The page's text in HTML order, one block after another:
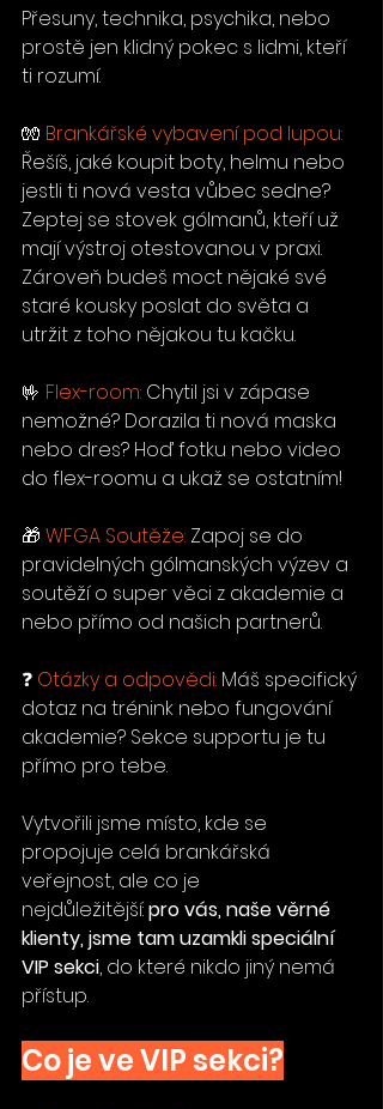
Přesuny, technika, psychika, nebo
prostě jen klidný pokec s lidmi, kteří
ti rozumí.
🧤 Brankářské vybavení pod lupou:
Řešíš, jaké koupit boty, helmu nebo
jestli ti nová vesta vůbec sedne?
Zeptej se stovek gólmanů, kteří už
mají výstroj otestovanou v praxi.
Zároveň budeš moct nějaké své
staré kousky poslat do světa a
utržit z toho nějakou tu kačku.
​🤟 Flex-room: Chytil jsi v zápase
nemožné? Dorazila ti nová maska
nebo dres? Hoď fotku nebo video
do flex-roomu a ukaž se ostatním!
🎁 WFGA Soutěže: Zapoj se do
pravidelných gólmanských výzev a
soutěží o super věci z akademie a
nebo přímo od našich partnerů.
❓ Otázky a odpovědi: Máš specifický
dotaz na trénink nebo fungování
akademie? Sekce supportu je tu
přímo pro tebe.
Vytvořili jsme místo, kde se
propojuje celá brankářská
veřejnost, ale co je
nejdůležitější: pro vás, naše věrné
klienty, jsme tam uzamkli speciální
VIP sekci, do které nikdo jiný nemá
přístup.
Co je ve VIP sekci?